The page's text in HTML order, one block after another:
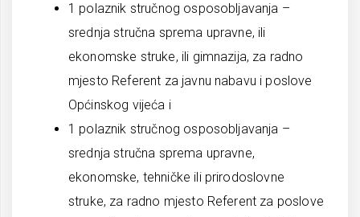
1 polaznik stručnog osposobljavanja –
srednja stručna sprema upravne, ili
ekonomske struke, ili gimnazija, za radno
mjesto Referent za javnu nabavu i poslove
Općinskog vijeća i
1 polaznik stručnog osposobljavanja –
srednja stručna sprema upravne,
ekonomske, tehničke ili prirodoslovne
struke, za radno mjesto Referent za poslove